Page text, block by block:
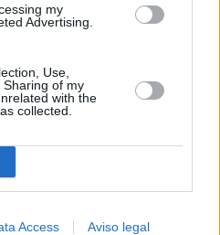
my
Advertising.
Use,
of my
with the
collected.
Access Aviso legal